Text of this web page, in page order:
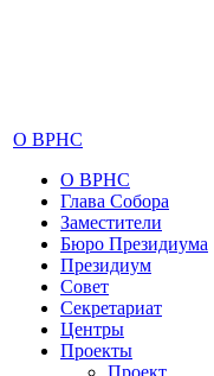
О ВРНС
О ВРНС
Глава Собора
Заместители
Бюро Президиума
Президиум
Совет
Секретариат
Центры
Проекты
Проект